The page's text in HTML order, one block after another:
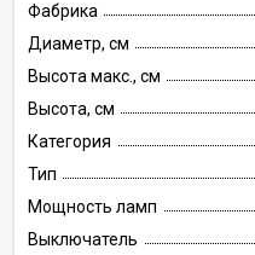
Фабрика
Диаметр, см
Высота макс., см
Высота, см
Категория
Тип
Мощность ламп
Выключатель